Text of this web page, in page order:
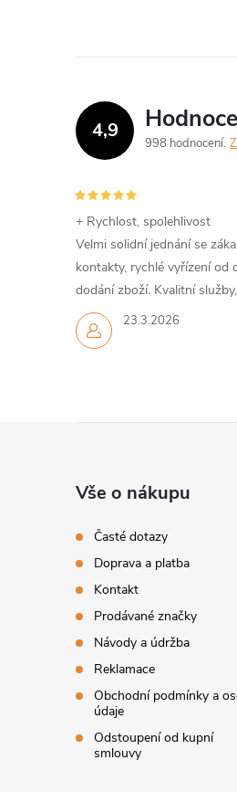
4,9
998 hodnocení
23.3.2026
+ Rychlost, spolehlivost
Velmi solidní jednání se
kontakty, rychlé vyřízení od
dodání zboží. Kvalitní
Vše o nákupu
Časté dotazy
Doprava a platba
Kontakt
Prodávané značky
Návody a údržba
Reklamace
Obchodní podmínky a
údaje
Odstoupení od kupní
smlouvy